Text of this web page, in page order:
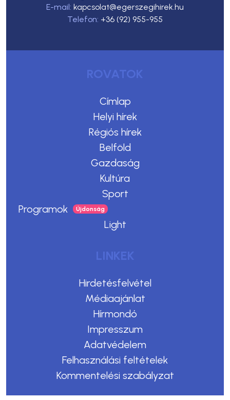
E-mail: kapcsolat@egerszegihirek.hu
Telefon: +36 (92) 955-955
ROVATOK
Címlap
Helyi hírek
Régiós hírek
Belföld
Gazdaság
Kultúra
Sport
Programok
Light
LINKEK
Hirdetésfelvétel
Médiaajánlat
Hírmondó
Impresszum
Adatvédelem
Felhasználási feltételek
Kommentelési szabályzat